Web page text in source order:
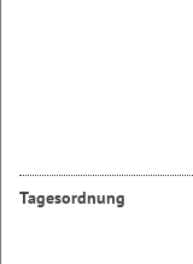
Tagesordnung